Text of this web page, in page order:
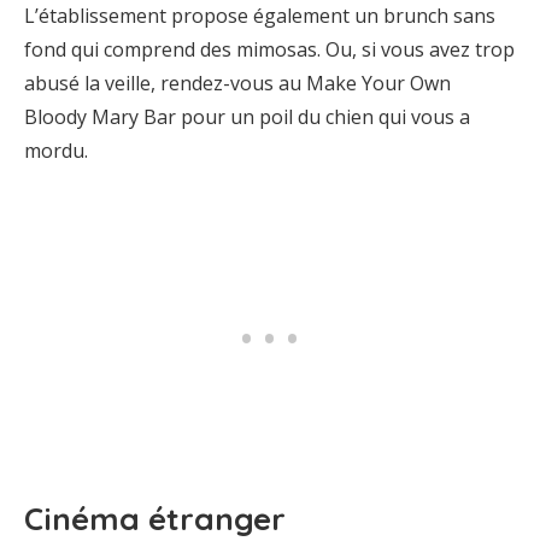
L’établissement propose également un brunch sans
fond qui comprend des mimosas. Ou, si vous avez trop
abusé la veille, rendez-vous au Make Your Own
Bloody Mary Bar pour un poil du chien qui vous a
mordu.
Cinéma étranger